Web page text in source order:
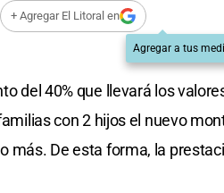
+ Agregar El Litoral en
Agregar a tus
del 40% que llevará los
con 2 hijos el nuevo
más. De esta forma, la